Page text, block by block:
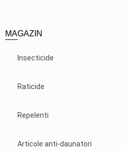
MAGAZIN
Insecticide
Raticide
Repelenti
Articole anti-daunatori